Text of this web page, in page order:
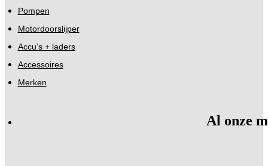
Pompen
Motordoorslijper
Accu’s + laders
Accessoires
Merken
Al onze